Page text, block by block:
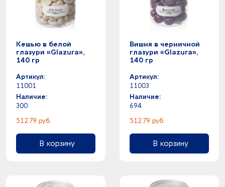
Кешью в белой
глазури «Glazura»,
140 гр
Артикул:
11001
Наличие:
300
512.79 руб.
В корзину
Вишня в черничной
глазури «Glazura»,
140 гр
Артикул:
11003
Наличие:
694
512.79 руб.
В корзину